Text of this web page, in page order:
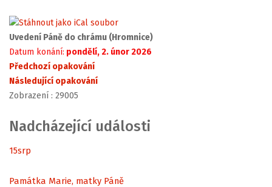
Uvedení Páně do chrámu (Hromnice)
Datum konání: pondělí, 2. únor 2026
Předchozí opakování
Následující opakování
Zobrazení : 29005
Nadcházející události
15srp
Památka Marie, matky Páně